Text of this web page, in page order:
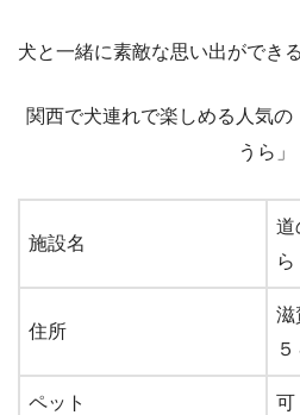
犬と一緒に素敵な思い出ができ
関西で犬連れで楽しめる人気の
うら」
施設名
道
ら
住所
滋
ペット 可